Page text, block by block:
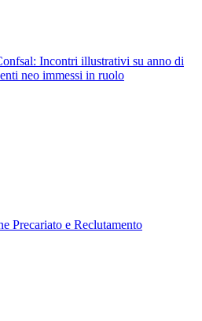
Incontri illustrativi su anno di
neo immessi in ruolo
Precariato e Reclutamento